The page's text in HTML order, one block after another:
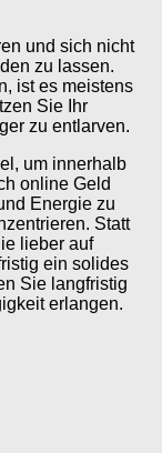
und sich nicht
zu lassen.
ist es meistens
Sie Ihr
zu entlarven.
um innerhalb
online Geld
Energie zu
Statt
lieber auf
ein solides
Sie langfristig
erlangen.